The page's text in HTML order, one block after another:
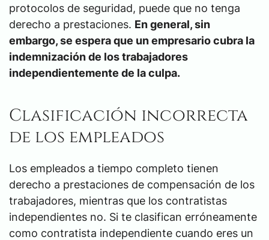
protocolos de seguridad, puede que no tenga
derecho a prestaciones. En general, sin
embargo, se espera que un empresario cubra la
indemnización de los trabajadores
independientemente de la culpa.
Clasificación incorrecta
de los empleados
Los empleados a tiempo completo tienen
derecho a prestaciones de compensación de los
trabajadores, mientras que los contratistas
independientes no. Si te clasifican erróneamente
como contratista independiente cuando eres un